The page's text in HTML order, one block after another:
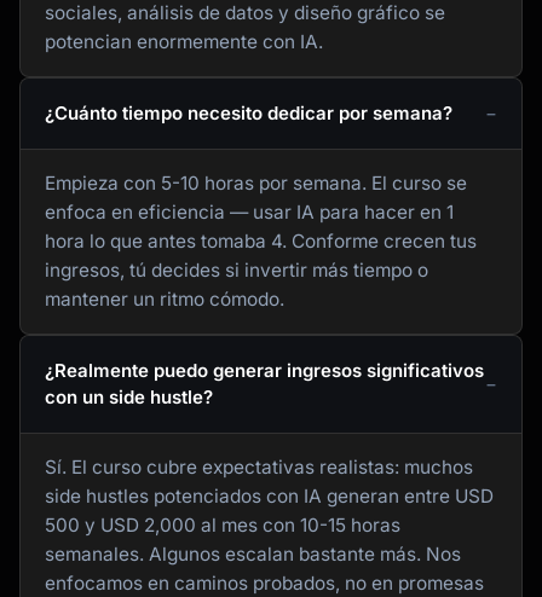
sociales, análisis de datos y diseño gráfico se
potencian enormemente con IA.
¿Cuánto tiempo necesito dedicar por semana?
Empieza con 5-10 horas por semana. El curso se
enfoca en eficiencia — usar IA para hacer en 1
hora lo que antes tomaba 4. Conforme crecen tus
ingresos, tú decides si invertir más tiempo o
mantener un ritmo cómodo.
¿Realmente puedo generar ingresos significativos
con un side hustle?
Sí. El curso cubre expectativas realistas: muchos
side hustles potenciados con IA generan entre USD
500 y USD 2,000 al mes con 10-15 horas
semanales. Algunos escalan bastante más. Nos
enfocamos en caminos probados, no en promesas